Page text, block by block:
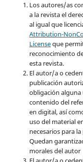
Los autores/as
a la revista el
al igual que
Attribution-
Licenseque
reconocimiento
esta revista.
El autor/a o
publicación
obligación alguna
contenido del
en digital, así
uso del material
necesarios para
Quedan
morales del autor